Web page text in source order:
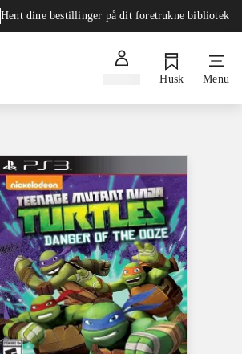
Hent dine bestillinger på dit foretrukne bibliotek
Husk Menu